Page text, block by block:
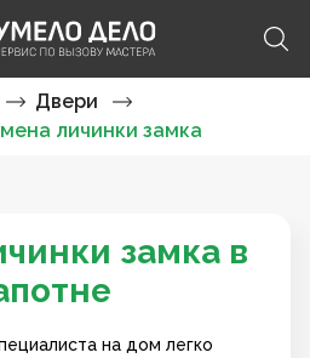
Двери
личинки замка
замка в
на дом легко